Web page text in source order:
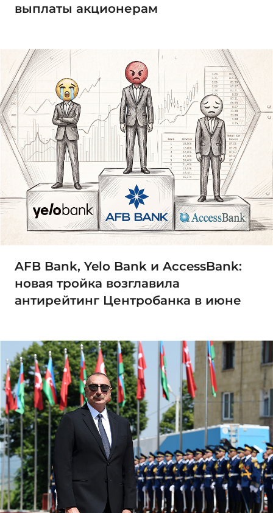
выплаты акционерам
AFB Bank, Yelo Bank и AccessBank:
новая тройка возглавила
антирейтинг Центробанка в июне